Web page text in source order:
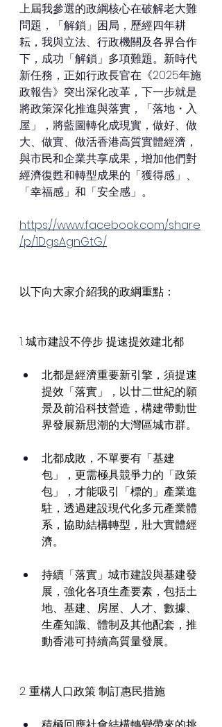
上屆我參選的政綱核心在破解老大難
問題，「解鎖」困局，歷經四年耕
耘，我與立法、行政機關及各界合作
下，成功「解鎖」多項難題。新時代
新任務，正如行政長官在《2025年施
政報告》突出深化改革，下一步就是
將政策深化推進與落實，「落地・入
屋」，將藍圖轉化成現實，做好、做
大、做實、做活香港高質實體經濟，
與市民和企業共享成果，增加他們對
經濟復甦和轉型成果的「獲得感」、
「幸福感」和「安全感」。
https://www.facebook.com/share
/p/1DgsAgnGtG/
以下向大家介紹我的政綱重點：
1. 城市建設不停步 提速提效建北都
北都是經濟重要新引擎，須提速
提效「落實」，以廿二世紀的願
景及前沿科技營造，構建帶動世
界發展新思潮的大灣區城市群。
北都成敗，不單要有「基建
包」，更需極具競爭力的「政策
包」，才能吸引「標的」產業進
駐，透過建設現代化多元產業體
系，協助結構轉型，壯大實體經
濟。
持續「落實」城市建設與基建發
展，強化各項生產要素，包括土
地、基建、房屋、人才、數據、
生產知識、體制及其他配套，推
動香港可持續高質量發展。
2. 重構人口政策 制訂惠民措施